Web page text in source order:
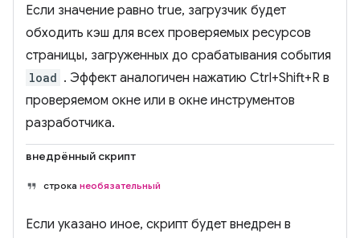
Если значение равно true, загрузчик будет
обходить кэш для всех проверяемых ресурсов
страницы, загруженных до срабатывания события
load . Эффект аналогичен нажатию Ctrl+Shift+R в
проверяемом окне или в окне инструментов
разработчика.
внедрённый скрипт
строка необязательный
Если указано иное, скрипт будет внедрен в